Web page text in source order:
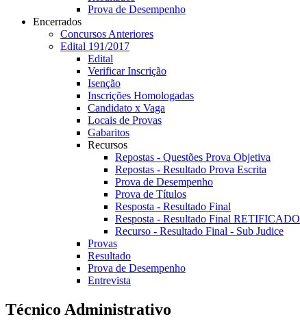
Prova de Desempenho
Encerrados
Concursos Anteriores
Edital 191/2017
Edital
Verificar Inscrição
Isenção
Inscrições Homologadas
Candidato x Vaga
Locais de Provas
Gabaritos
Recursos
Repostas - Questões Prova Objetiva
Repostas - Resultado Prova Escrita
Prova de Desempenho
Prova de Títulos
Resposta - Resultado Final
Resposta - Resultado Final RETIFICADO
Recurso - Resultado Final - Sub Judice
Provas
Resultado
Prova de Desempenho
Entrevista
Técnico Administrativo